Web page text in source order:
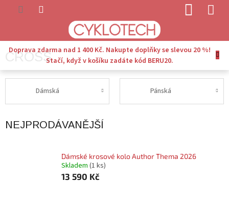
Doprava zdarma nad 1 400 Kč. Nakupte doplňky se slevou 20 %!
Stačí, když v košíku zadáte kód BERU20.
CROSS
Dámská Pánská
NEJPRODÁVANĚJŠÍ
Dámské krosové kolo Author Thema 2026
Skladem (1 ks)
13 590 Kč